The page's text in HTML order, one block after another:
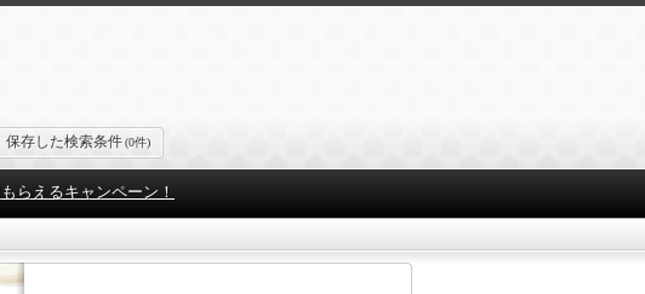
保存した検索条件(0件)
もらえるキャンペーン！